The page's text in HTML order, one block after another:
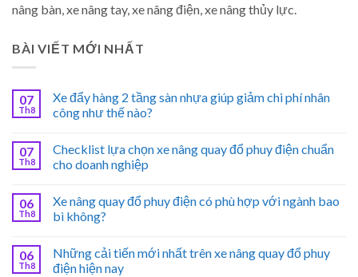
nâng bàn, xe nâng tay, xe nâng điện, xe nâng thủy lực.
BÀI VIẾT MỚI NHẤT
07
Th8
Xe đẩy hàng 2 tầng sàn nhựa giúp giảm chi phí nhân
công như thế nào?
07
Th8
Checklist lựa chọn xe nâng quay đổ phuy điện chuẩn
cho doanh nghiệp
06
Th8
Xe nâng quay đổ phuy điện có phù hợp với ngành bao
bì không?
06
Th8
Những cải tiến mới nhất trên xe nâng quay đổ phuy
điện hiện nay